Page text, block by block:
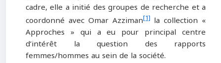
cadre, elle a initié des groupes de recherche et a
coordonné avec Omar Azziman[1] la collection «
Approches » qui a eu pour principal centre
d’intérêt la question des rapports
femmes/hommes au sein de la société.